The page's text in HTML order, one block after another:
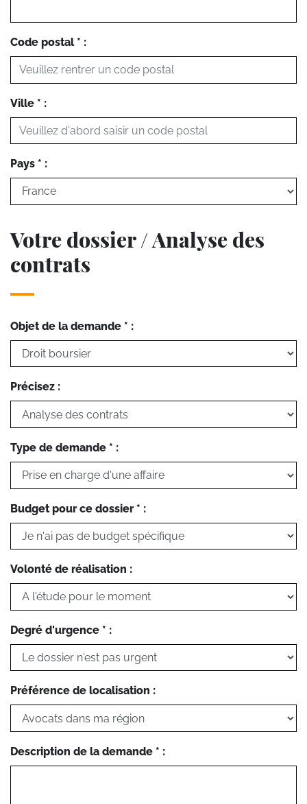
Code postal * :
Ville * :
Pays * :
Votre dossier / Analyse des
contrats
Objet de la demande * :
Précisez :
Type de demande * :
Budget pour ce dossier * :
Volonté de réalisation :
Degré d'urgence * :
Préférence de localisation :
Description de la demande * :